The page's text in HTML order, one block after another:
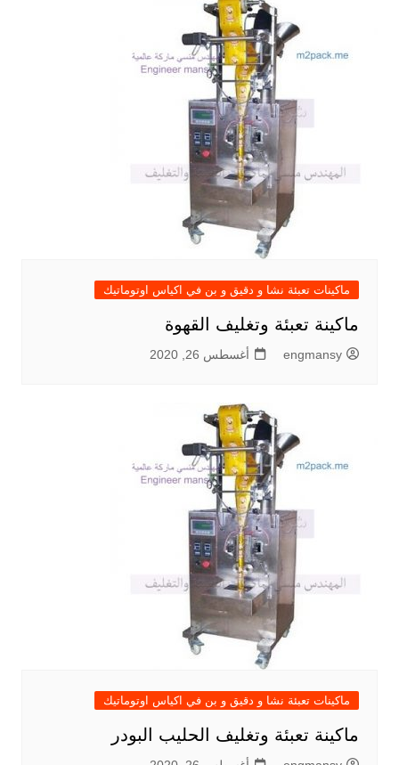
ماكينات تعبئة نشا و دقيق و بن في اكياس اوتوماتيك
ماكينة تعبئة وتغليف القهوة
engmansy أغسطس 26, 2020
ماكينات تعبئة نشا و دقيق و بن في اكياس اوتوماتيك
ماكينة تعبئة وتغليف الحليب البودر